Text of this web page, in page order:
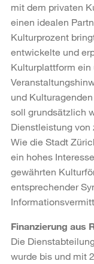
mit dem privaten
einen idealen
Kulturprozent
entwickelte und
Kulturplattform ein
und
soll grundsätzlich
Dienstleistung von
Wie die Stadt
ein hohes
gewährten
entsprechender
Finanzierung aus
Die
wurde bis und mit